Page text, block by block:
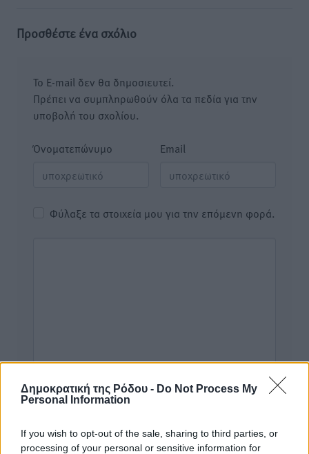
Δημοκρατική της Ρόδου - Do Not Process My
Personal Information
If you wish to opt-out of the sale, sharing to third parties, or
processing of your personal or sensitive information for
Προσθέστε ένα σχόλιο
Το E-mail δεν θα δημοσιευτεί.
Πρέπει να συμπληρωθούν όλα τα πεδία για την
υποβολή του σχολίου.
Όνοματεπώνυμο Email
Φύλαξε τα στοιχεία μου για την επόμενη φορά.